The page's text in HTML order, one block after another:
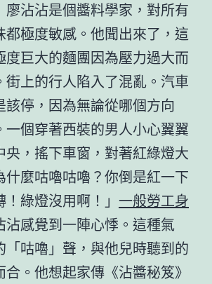
廖沾沾是個醬料學家，對所有
都極度敏感。他聞出來了，這
度巨大的麵團因為壓力過大而
街上的行人陷入了混亂。汽車
該停，因為無論從哪個方向
一個穿著西裝的男人小心翼翼
央，搖下車窗，對著紅綠燈大
什麼咕嚕咕嚕？你倒是紅一下
綠燈沒用啊！」 一般勞工身
沾感覺到一陣心悸。這種氣
「咕嚕」聲，與他兒時聽到的
。他想起家傳《沾醬秘笈》